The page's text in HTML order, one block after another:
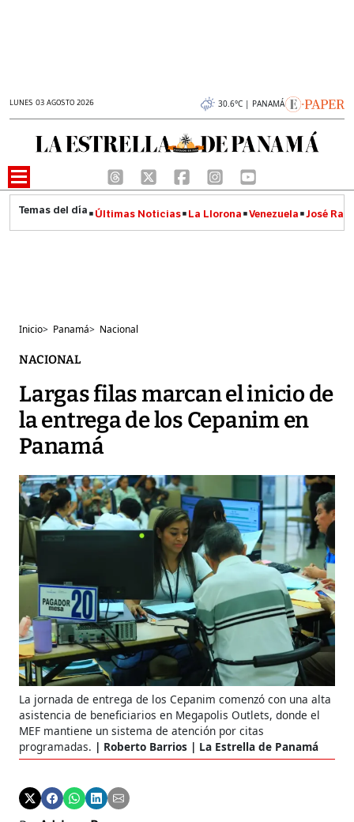
LUNES 03 AGOSTO 2026 30.6°C | PANAMÁ
Últimas Noticias La Llorona Venezuela José
Inicio> Panamá> Nacional
NACIONAL
Largas filas marcan el inicio de
la entrega de los Cepanim en
Panamá
La jornada de entrega de los Cepanim comenzó con una alta
asistencia de beneficiarios en Megapolis Outlets, donde el
MEF mantiene un sistema de atención por citas
programadas.
Roberto Barrios | La Estrella de Panamá